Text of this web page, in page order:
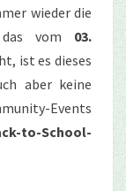
wieder die
das vom 03.
ist es dieses
aber keine
Events
to-School-